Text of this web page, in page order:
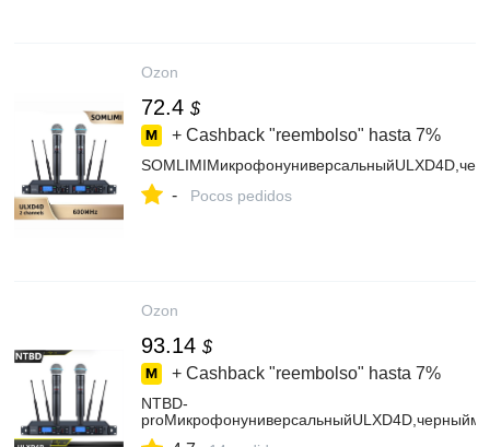
Ozon
72.4 $
+ Cashback "reembolso" hasta 7%
- Pocos pedidos
Ozon
93.14 $
+ Cashback "reembolso" hasta 7%
NTBD-